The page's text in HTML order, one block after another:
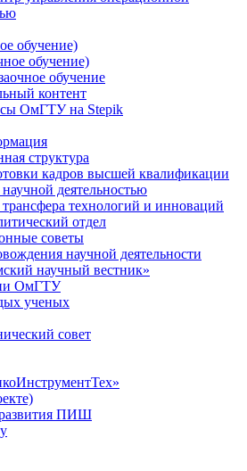
обучение)
обучение)
обучение
контент
ОмГТУ на Stepik
структура
кадров высшей квалификации
деятельностью
технологий и инноваций
отдел
советы
научной деятельности
научный вестник»
ОмГТУ
ученых
совет
ПИШ